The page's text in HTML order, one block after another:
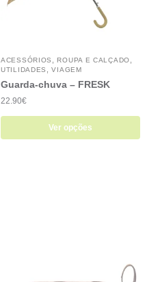
ACESSÓRIOS ROUPA E CALÇADO
UTILIDADES ,VIAGEM
Guarda-chuva – FRESK
22.90€
Ver opções